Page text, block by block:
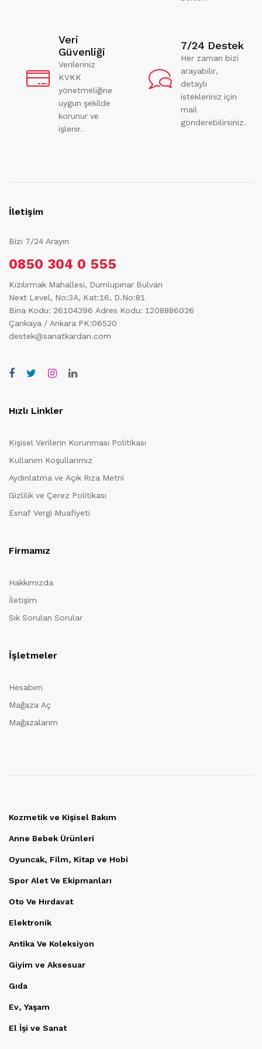
Veri
Güvenliği
Verileriniz
KVKK
yönetmeliğine
uygun şekilde
korunur ve
işlenir.
7/24 Destek
Her zaman bizi
arayabilir,
detaylı
istekleriniz için
mail
gönderebilirsiniz.
İletişim
Bizi 7/24 Arayın
0850 304 0 555
Kızılırmak Mahallesi, Dumlupınar Bulvarı
Next Level, No:3A, Kat:16, D.No:81
Bina Kodu: 26104396 Adres Kodu: 1208886026
Çankaya / Ankara PK:06520
destek@sanatkardan.com
Hızlı Linkler
Kişisel Verilerin Korunması Politikası
Kullanım Koşullarımız
Aydınlatma ve Açık Rıza Metni
Gizlilik ve Çerez Politikası
Esnaf Vergi Muafiyeti
Firmamız
Hakkımızda
İletişim
Sık Sorulan Sorular
İşletmeler
Hesabım
Mağaza Aç
Mağazalarım
Kozmetik ve Kişisel Bakım
Anne Bebek Ürünleri
Oyuncak, Film, Kitap ve Hobi
Spor Alet Ve Ekipmanları
Oto Ve Hırdavat
Elektronik
Antika Ve Koleksiyon
Giyim ve Aksesuar
Gıda
Ev, Yaşam
El İşi ve Sanat